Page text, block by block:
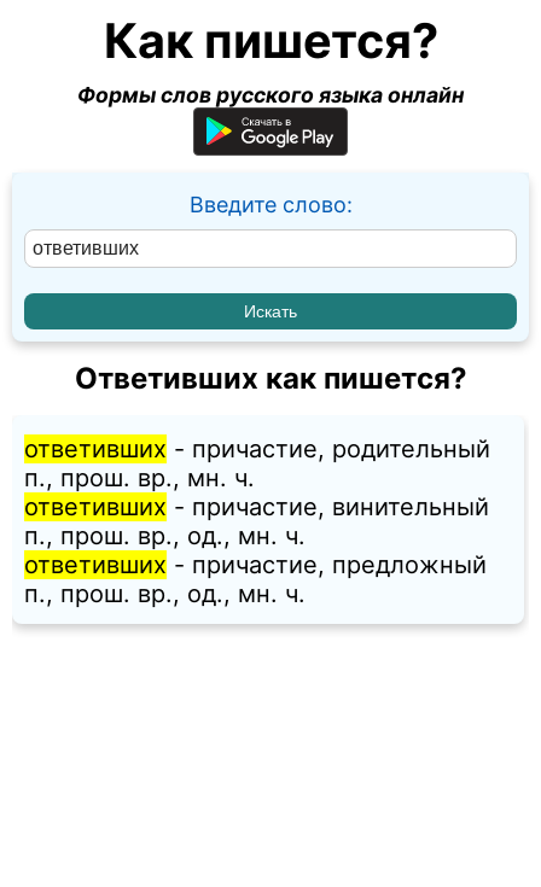
Как пишется?
Формы слов русского языка онлайн
Введите слово:
Ответивших как пишется?
ответивших - причастие, родительный
п., прош. вр., мн. ч.
ответивших - причастие, винительный
п., прош. вр., од., мн. ч.
ответивших - причастие, предложный
п., прош. вр., од., мн. ч.